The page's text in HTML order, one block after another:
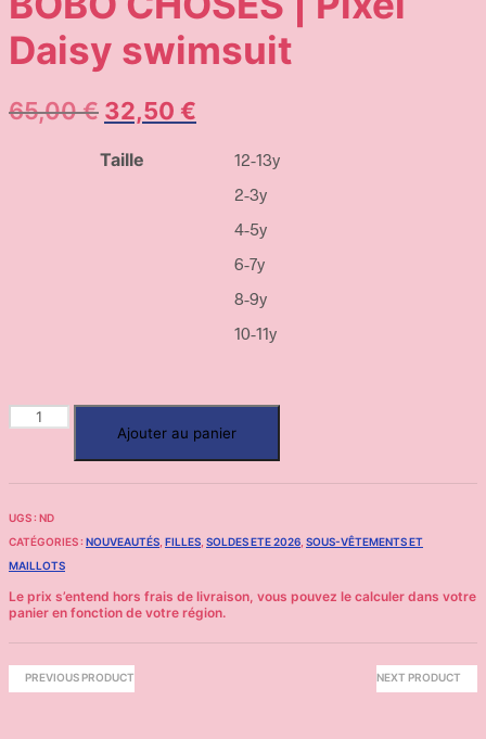
Daisy swimsuit
65,00€ 32,50 €
Taille
12-13y
2-3y
4-5y
6-7y
8-9y
10-11y
Ajouter au panier
UGS : ND
CATÉGORIES : NOUVEAUTÉS FILLES SOLDES ETE 2026 SOUS-VÊTEMENTS ET
MAILLOTS
PREVIOUS PRODUCT NEXT PRODUCT